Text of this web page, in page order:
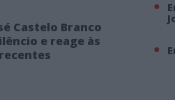
Castelo Branco
e reage às